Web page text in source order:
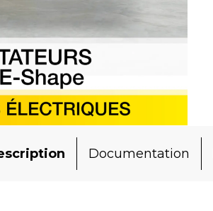
Documentation